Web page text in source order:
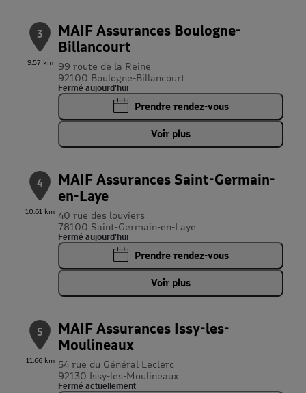
3
9.57 km
MAIF Assurances Boulogne-
Billancourt
99 route de la Reine
92100 Boulogne-Billancourt
Fermé aujourd'hui
Prendre rendez-vous
Voir plus
4
10.61 km
MAIF Assurances Saint-Germain-
en-Laye
40 rue des louviers
78100 Saint-Germain-en-Laye
Fermé aujourd'hui
Prendre rendez-vous
Voir plus
5
11.66 km
MAIF Assurances Issy-les-
Moulineaux
54 rue du Général Leclerc
92130 Issy-les-Moulineaux
Fermé actuellement